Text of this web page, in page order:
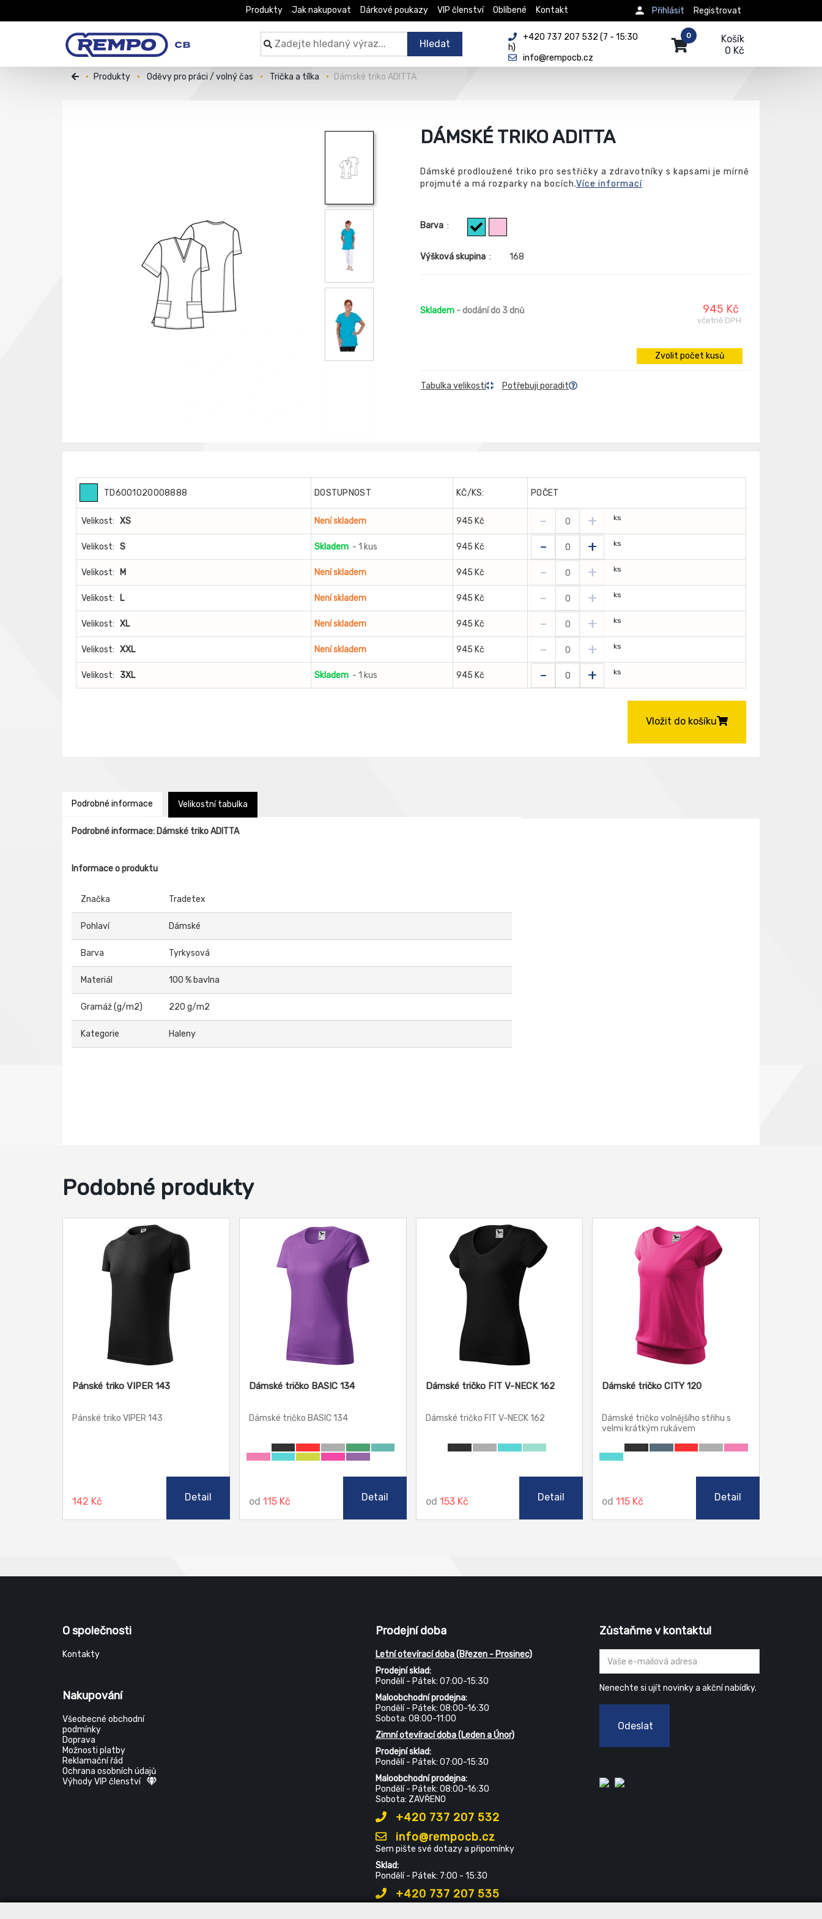
Produkty Jak nakupovat Dárkové poukazy VIP členství Oblíbené Kontakt Registrovat
Přihlásit
Hledat
+420 737 207 532 (7 - 15:30
h)
info@rempocb.cz
Košík
0 Kč
0
Produkty Oděvy pro práci / volný čas Trička a tílka Dámské triko ADITTA
DÁMSKÉ TRIKO ADITTA
Dámské prodloužené triko pro sestřičky a zdravotníky s kapsami je mírně
projmuté a má rozparky na bocích.Více informací
Barva :
Výšková skupina : 168
Skladem - dodání do 3 dnů 945 Kč
včetně DPH
Zvolit počet kusů
Tabulka velikosti Potřebuji poradit
TD6001020008888 DOSTUPNOST KČ/KS: POČET
Velikost: XS Není skladem 945 Kč - + ks
Velikost: S Skladem - 1 kus 945 Kč - + ks
Velikost: M Není skladem 945 Kč - + ks
Velikost: L Není skladem 945 Kč - + ks
Velikost: XL Není skladem 945 Kč - + ks
Velikost: XXL Není skladem 945 Kč - + ks
Velikost: 3XL Skladem - 1 kus 945 Kč - + ks
Vložit do košíku
Podrobné informace Velikostní tabulka
Podrobné informace: Dámské triko ADITTA
Informace o produktu
Značka Tradetex
Pohlaví Dámské
Barva Tyrkysová
Materiál 100 % bavlna
Gramáž (g/m2) 220 g/m2
Kategorie Haleny
Podobné produkty
Pánské triko VIPER 143
Pánské triko VIPER 143
142 Kč Detail
Dámské tričko BASIC 134
Dámské tričko BASIC 134
od 115 Kč Detail
Dámské tričko FIT V-NECK 162
Dámské tričko FIT V-NECK 162
od 153 Kč Detail
Dámské tričko CITY 120
Dámské tričko volnějšího střihu s
velmi krátkým rukávem
od115 Kč Detail
O společnosti
Kontakty
Nakupování
Všeobecné obchodní
podmínky
Doprava
Možnosti platby
Reklamační řád
Ochrana osobních údajů
Výhody VIP členství
Prodejní doba
Letní otevírací doba (Březen - Prosinec)
Prodejní sklad:
Pondělí - Pátek: 07:00-15:30
Maloobchodní prodejna:
Pondělí - Pátek: 08:00-16:30
Sobota: 08:00-11:00
Zimní otevírací doba (Leden a Únor)
Prodejní sklad:
Pondělí - Pátek: 07:00-15:30
Maloobchodní prodejna:
Pondělí - Pátek: 08:00-16:30
Sobota: ZAVŘENO
+420 737 207 532
info@rempocb.cz
Sem pište své dotazy a připomínky
Sklad:
Pondělí - Pátek: 7:00 - 15:30
+420 737 207 535
Zůstaňme v kontaktu!
Nenechte si ujít novinky a akční nabídky.
Odeslat